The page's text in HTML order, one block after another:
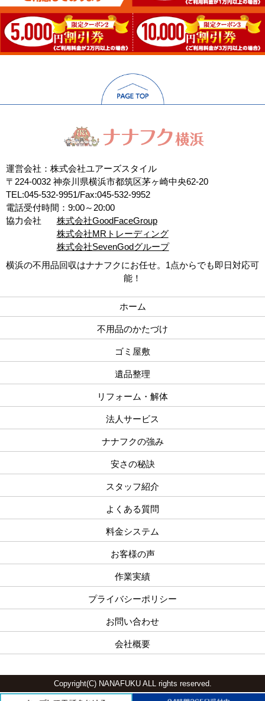
運営会社：株式会社ユアーズスタイル
〒224-0032 神奈川県横浜市都筑区茅ヶ崎中央62-20
TEL:045-532-9951/Fax:045-532-9952
電話受付時間：9:00～20:00
協力会社
株式会社GoodFaceGroup
株式会社MRトレーディング
株式会社SevenGodグループ
横浜の不用品回収はナナフクにお任せ。1点からでも即日対応可
能！
ホーム
不用品のかたづけ
ゴミ屋敷
遺品整理
リフォーム・解体
法人サービス
ナナフクの強み
安さの秘訣
スタッフ紹介
よくある質問
料金システム
お客様の声
作業実績
プライバシーポリシー
お問い合わせ
会社概要
Copyright(C) NANAFUKU ALL rights reserved.